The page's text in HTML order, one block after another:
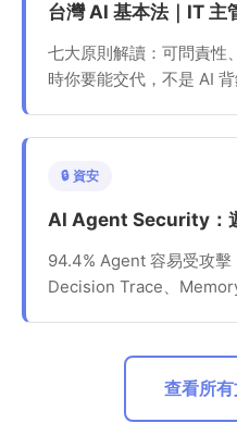
台灣 AI 基本法｜IT 主
七大原則解讀：可問責性
時你要能交代，不是 AI 背
🔒 資安
AI Agent Security：
94.4% Agent 容易受攻擊
Decision Trace、
查看所